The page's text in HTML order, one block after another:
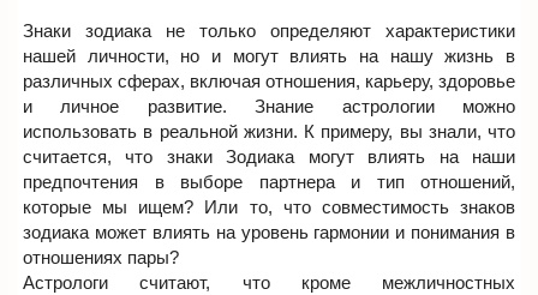
Знаки зодиака не только определяют характеристики
нашей личности, но и могут влиять на нашу жизнь в
различных сферах, включая отношения, карьеру, здоровье
и личное развитие. Знание астрологии можно
использовать в реальной жизни. К примеру, вы знали, что
считается, что знаки Зодиака могут влиять на наши
предпочтения в выборе партнера и тип отношений,
которые мы ищем? Или то, что совместимость знаков
зодиака может влиять на уровень гармонии и понимания в
отношениях пары?
Астрологи считают, что кроме межличностных